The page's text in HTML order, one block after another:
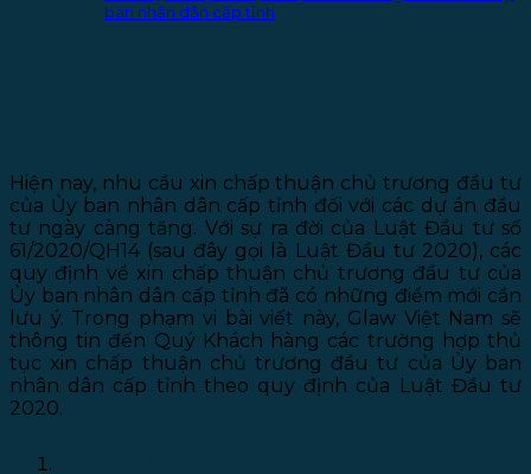
ban nhân dân cấp tỉnh
Hiện nay, nhu cầu xin chấp thuận chủ trương đầu tư
của Ủy ban nhân dân cấp tỉnh đối với các dự án đầu
tư ngày càng tăng. Với sự ra đời của Luật Đầu tư số
61/2020/QH14 (sau đây gọi là Luật Đầu tư 2020), các
quy định về xin chấp thuận chủ trương đầu tư của
Ủy ban nhân dân cấp tỉnh đã có những điểm mới cần
lưu ý. Trong phạm vi bài viết này, Glaw Việt Nam sẽ
thông tin đến Quý Khách hàng các trường hợp thủ
tục xin chấp thuận chủ trương đầu tư của Ủy ban
nhân dân cấp tỉnh theo quy định của Luật Đầu tư
2020.